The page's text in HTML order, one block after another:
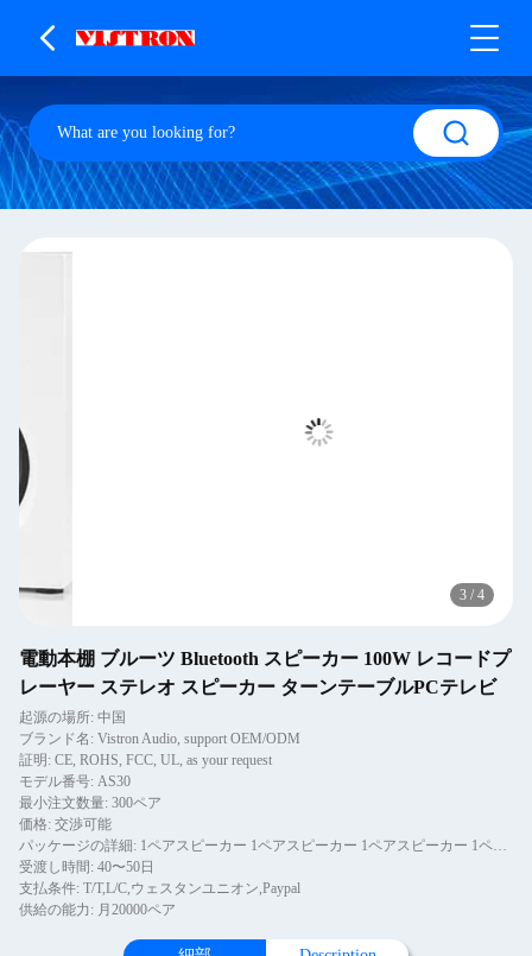
3 / 4
電動本棚 ブルーツ Bluetooth スピーカー 100W レコードプ
レーヤー ステレオ スピーカー ターンテーブルPCテレビ
起源の場所: 中国
ブランド名: Vistron Audio, support OEM/ODM
証明: CE, ROHS, FCC, UL, as your request
モデル番号: AS30
最小注文数量: 300ペア
価格: 交渉可能
パッケージの詳細: 1ペアスピーカー 1ペアスピーカー 1ペアスピーカー 1ペアスピーカー
受渡し時間: 40〜50日
支払条件: T/T,L/C,ウェスタンユニオン,Paypal
供給の能力: 月20000ペア